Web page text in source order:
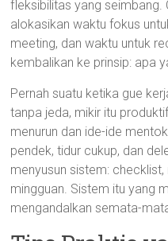
fleksibilitas yang
alokasikan waktu fokus
meeting, dan waktu untuk
kembalikan ke prinsip: apa
Pernah suatu ketika gue
tanpa jeda, mikir itu
menurun dan ide-ide
pendek, tidur cukup, dan
menyusun sistem:
mingguan. Sistem itu yang
mengandalkan semata-